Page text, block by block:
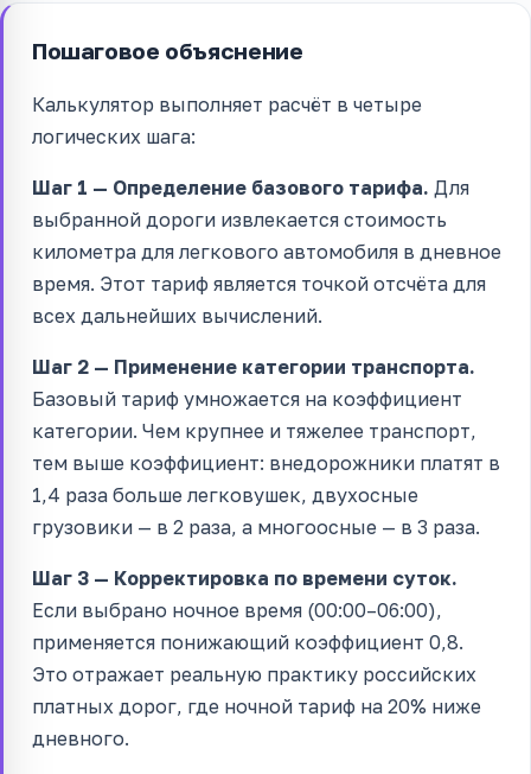
Пошаговое объяснение
Калькулятор выполняет расчёт в четыре
логических шага:
Шаг 1 — Определение базового тарифа. Для
выбранной дороги извлекается стоимость
километра для легкового автомобиля в дневное
время. Этот тариф является точкой отсчёта для
всех дальнейших вычислений.
Шаг 2 — Применение категории транспорта.
Базовый тариф умножается на коэффициент
категории. Чем крупнее и тяжелее транспорт,
тем выше коэффициент: внедорожники платят в
1,4 раза больше легковушек, двухосные
грузовики — в 2 раза, а многоосные — в 3 раза.
Шаг 3 — Корректировка по времени суток.
Если выбрано ночное время (00:00–06:00),
применяется понижающий коэффициент 0,8.
Это отражает реальную практику российских
платных дорог, где ночной тариф на 20% ниже
дневного.